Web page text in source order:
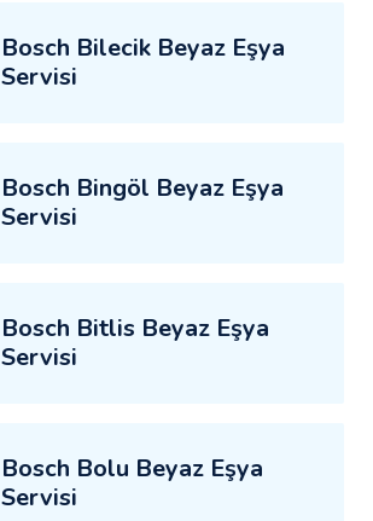
Bosch Bilecik Beyaz Eşya
Servisi
Bosch Bingöl Beyaz Eşya
Servisi
Bosch Bitlis Beyaz Eşya
Servisi
Bosch Bolu Beyaz Eşya
Servisi